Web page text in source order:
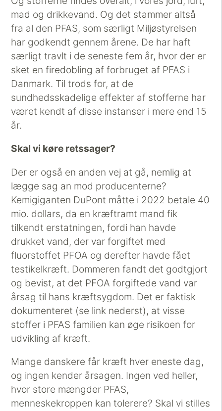
mad og drikkevand. Og det stammer altså
fra al den PFAS, som særligt Miljøstyrelsen
har godkendt gennem årene. De har haft
særligt travlt i de seneste fem år, hvor der er
sket en firedobling af forbruget af PFAS i
Danmark. Til trods for, at de
sundhedsskadelige effekter af stofferne har
været kendt af disse instanser i mere end 15
år.
Skal vi køre retssager?
Der er også en anden vej at gå, nemlig at
lægge sag an mod producenterne?
Kemigiganten DuPont måtte i 2022 betale 40
mio. dollars, da en kræftramt mand fik
tilkendt erstatningen, fordi han havde
drukket vand, der var forgiftet med
fluorstoffet PFOA og derefter havde fået
testikelkræft. Dommeren fandt det godtgjort
og bevist, at det PFOA forgiftede vand var
årsag til hans kræftsygdom. Det er faktisk
dokumenteret (se link nederst), at visse
stoffer i PFAS familien kan øge risikoen for
udvikling af kræft.
Mange danskere får kræft hver eneste dag,
og ingen kender årsagen. Ingen ved heller,
hvor store mængder PFAS,
menneskekroppen kan tolerere? Skal vi stilles